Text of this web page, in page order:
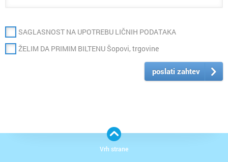
SAGLASNOST NA UPOTREBU LIČNIH PODATAKA
ŽELIM DA PRIMIM BILTENU Šopovi, trgovine
poslati zahtev
Vrh strane